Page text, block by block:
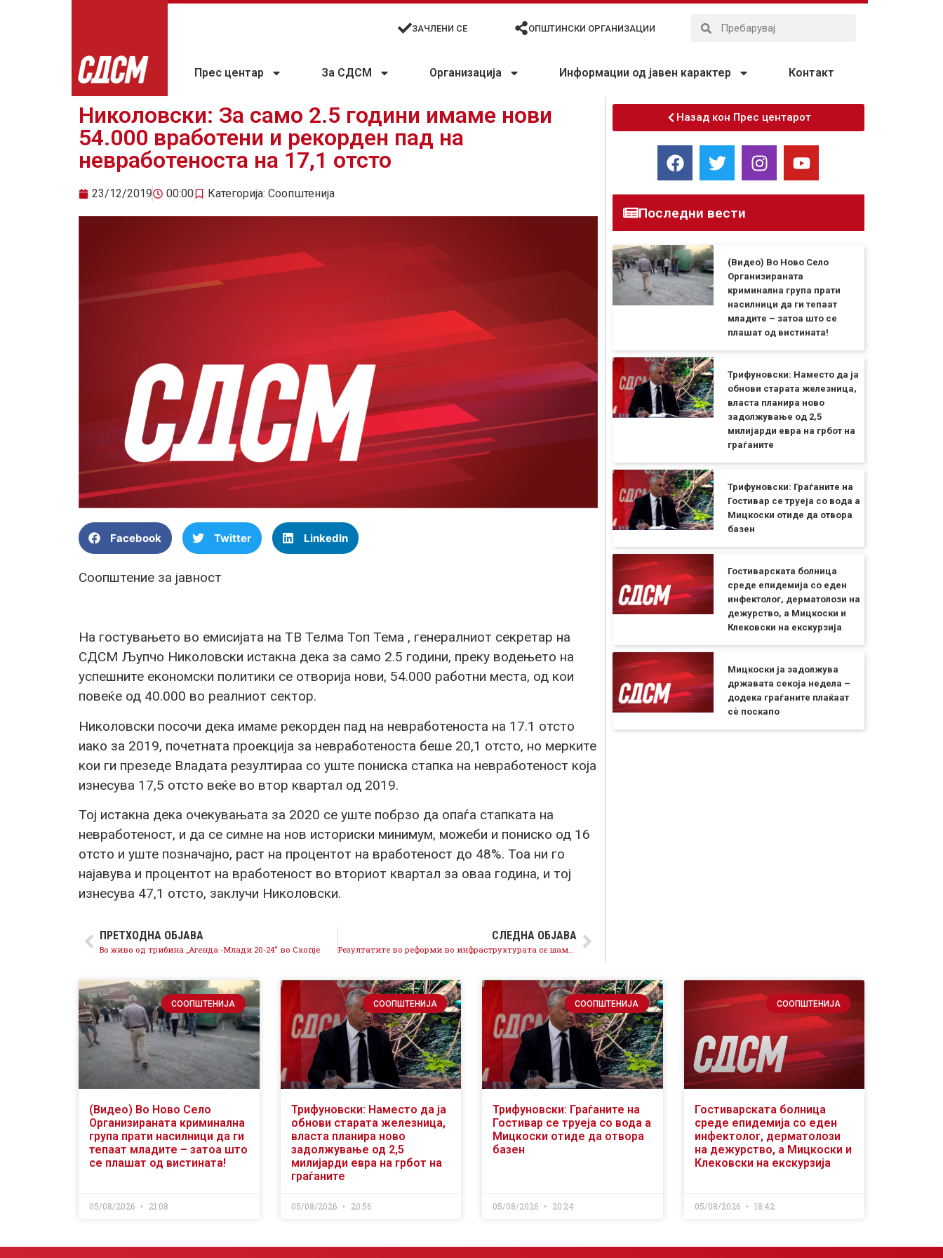
ЗАЧЛЕНИ СЕ ОПШТИНСКИ ОРГАНИЗАЦИИ
Прес центар За СДСМ Организација Информации од јавен карактер Контакт
Николовски: За само 2.5 години имаме нови
54.000 вработени и рекорден пад на
невработеноста на 17,1 отсто
23/12/2019 00:00 Категорија: Соопштенија
Facebook Twitter LinkedIn
Соопштение за јавност
На гостувањето во емисијата на ТВ Телма Топ Тема , генералниот секретар на
СДСМ Љупчо Николовски истакна дека за само 2.5 години, преку водењето на
успешните економски политики се отворија нови, 54.000 работни места, од кои
повеќе од 40.000 во реалниот сектор.
Николовски посочи дека имаме рекорден пад на невработеноста на 17.1 отсто
иако за 2019, почетната проекција за невработеноста беше 20,1 отсто, но мерките
кои ги презеде Владата резултираа со уште пониска стапка на невработеност која
изнесува 17,5 отсто веќе во втор квартал од 2019.
Тој истакна дека очекувањата за 2020 се уште побрзо да опаѓа стапката на
невработеност, и да се симне на нов историски минимум, можеби и пониско од 16
отсто и уште позначајно, раст на процентот на вработеност до 48%. Тоа ни го
најавува и процентот на вработеност во вториот квартал за оваа година, и тој
изнесува 47,1 отсто, заклучи Николовски.
ПРЕТХОДНА ОБЈАВА
Во живо од трибина „Агенда -Млади 20-24“ во Скопје
СЛЕДНА ОБЈАВА
Резултатите во реформи во инфраструктурата се шампионски, 80% реализирани капитални проекти
Назад кон Прес центарот
Последни вести
(Видео) Во Ново Село
Организираната
криминална група прати
насилници да ги тепаат
младите – затоа што се
плашат од вистината!
Трифуновски: Наместо да ја
обнови старата железница,
власта планира ново
задолжување од 2,5
милијарди евра на грбот на
граѓаните
Трифуновски: Граѓаните на
Гостивар се труеја со вода а
Мицкоски отиде да отвора
базен
Гостиварската болница
среде епидемија со еден
инфектолог, дерматолози на
дежурство, а Мицкоски и
Клековски на екскурзија
Мицкоски ја задолжува
државата секоја недела –
додека граѓаните плаќаат
сѐ поскапо
СООПШТЕНИЈА
(Видео) Во Ново Село
Организираната криминална
група прати насилници да ги
тепаат младите – затоа што
се плашат од вистината!
05/08/2026 21:08
СООПШТЕНИЈА
Трифуновски: Наместо да ја
обнови старата железница,
власта планира ново
задолжување од 2,5
милијарди евра на грбот на
граѓаните
05/08/2026 20:56
СООПШТЕНИЈА
Трифуновски: Граѓаните на
Гостивар се труеја со вода а
Мицкоски отиде да отвора
базен
05/08/2026 20:24
СООПШТЕНИЈА
Гостиварската болница
среде епидемија со еден
инфектолог, дерматолози
на дежурство, а Мицкоски и
Клековски на екскурзија
05/08/2026 18:42